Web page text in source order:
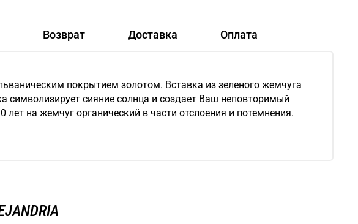
Возврат Доставка Оплата
покрытием золотом. Вставка из зеленого жемчуга
сияние солнца и создает Ваш неповторимый
на жемчуг органический в части отслоения и потемнения.